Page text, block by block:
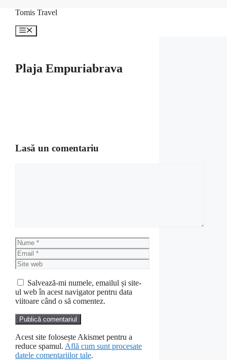
conținut
Tomis Travel
Meniu
Plaja Empuriabrava
Lasă un comentariu
Nume
Email
Site
web
Salvează-mi numele, emailul și site-
ul web în acest navigator pentru data
viitoare când o să comentez.
Acest site folosește Akismet pentru a
reduce spamul. Află cum sunt procesate
datele comentariilor tale.